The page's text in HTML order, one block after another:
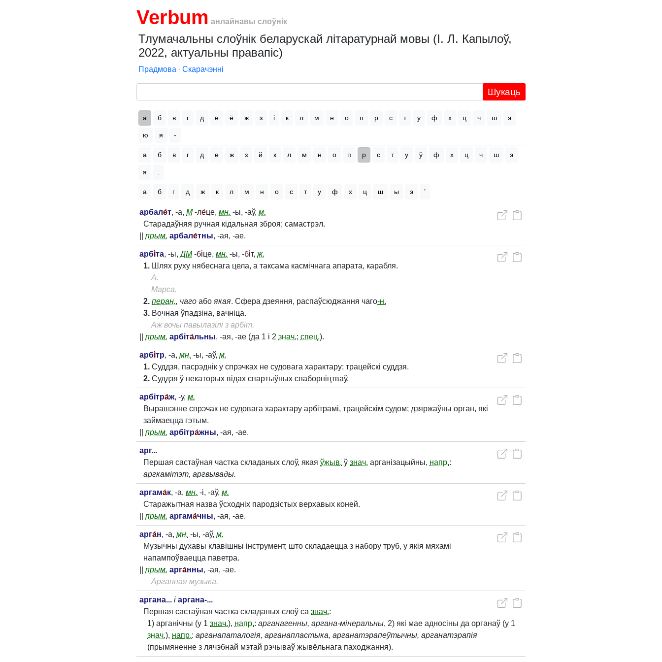
Verbum анлайнавы слоўнік
Тлумачальны слоўнік беларускай літаратурнай мовы (І. Л. Капылоў,
2022, актуальны правапіс)
Прадмова ∙ Скарачэнні
Шукаць
а б в г д е ё ж з і к л м н о п р с т у ф х ц ч ш э
ю я -
а б в г д е ж з й к л м н о п р с т у ў ф х ц ч ш э
я
а б г д ж к л м н о с т у ф х ц ш ы э ’
арбале́т, -а, М-ле́це, мн. -ы, -аў, м.
Старадаўняя ручная кідальная зброя; самастрэл.
прым. арбале́тны, -ая, -ае.
арбі́та, -ы,ДМ-бі́це, мн. -ы, -бі́т, ж.
1. Шлях руху нябеснага цела, а таксама касмічнага апарата, карабля.
А.
Марса.
2. перан., чаго або якая. Сфера дзеяння, распаўсюджання чаго-н.
3. Вочная ўпадзіна, вачніца.
Аж вочы павылазілі з арбіт.
прым. арбіта́льны, -ая, -ае (да 1 і 2 знач.; спец.).
арбі́тр, -а, мн. -ы, -аў, м.
1. Суддзя, пасрэднік у спрэчках не судовага характару; трацейскі суддзя.
2. Суддзя ў некаторых відах спартыўных спаборніцтваў.
арбітра́ж, -у, м.
Вырашэнне спрэчак не судовага характару арбітрамі, трацейскім судом; дзяржаўны орган, які
займаецца гэтым.
прым. арбітра́жны, -ая, -ае.
арг...
Першая састаўная частка складаных слоў, якая ўжыв. ў знач. арганізацыйны, напр.:
аргкамітэт, аргвывады.
аргама́к, -а, мн. -і, -аў, м.
Старажытная назва ўсходніх пародзістых верхавых коней.
прым. аргама́чны, -ая, -ае.
арга́н, -а, мн. -ы, -аў, м.
Музычны духавы клавішны інструмент, што складаецца з набору труб, у якія мяхамі
напампоўваецца паветра.
прым. арга́нны, -ая, -ае.
Арганная музыка.
аргана... і аргана-...
Першая састаўная частка складаных слоў са знач.:
1) арганічны (у 1 знач.), напр.: арганагенны, аргана-мінеральны, 2) які мае адносіны да органаў (у 1
знач.), напр.: арганапаталогія, арганапластыка, арганатэрапеўтычны, арганатэрапія
(прымяненне з лячэбнай мэтай рэчываў жывёльнага паходжання).